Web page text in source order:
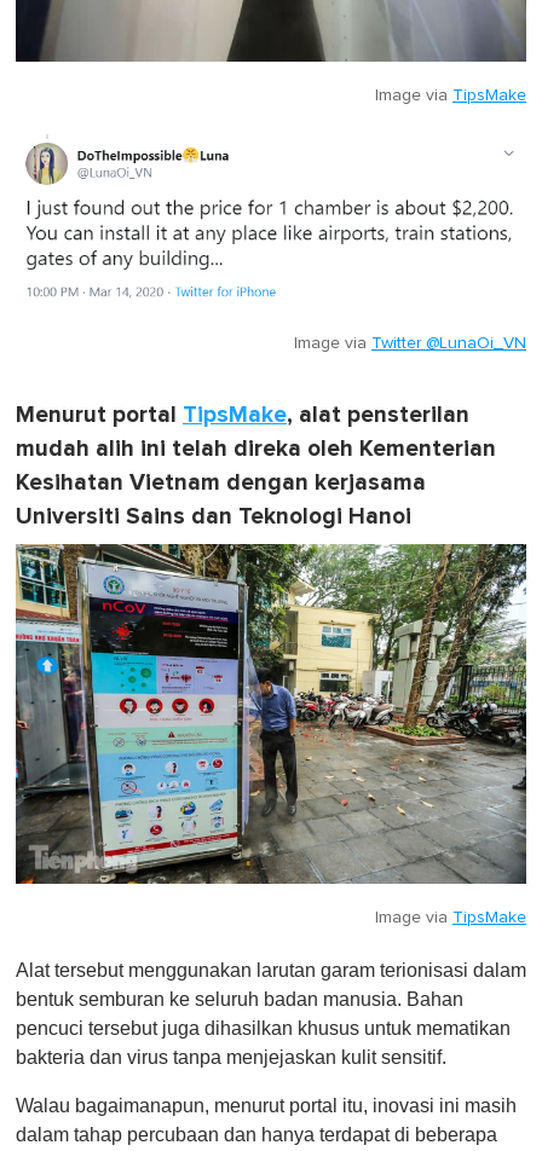
Image via TipsMake
Image via Twitter @LunaOi_VN
Menurut portal TipsMake, alat pensterilan
mudah alih ini telah direka oleh Kementerian
Kesihatan Vietnam dengan kerjasama
Universiti Sains dan Teknologi Hanoi
Image via TipsMake
Alat tersebut menggunakan larutan garam terionisasi dalam
bentuk semburan ke seluruh badan manusia. Bahan
pencuci tersebut juga dihasilkan khusus untuk mematikan
bakteria dan virus tanpa menjejaskan kulit sensitif.
Walau bagaimanapun, menurut portal itu, inovasi ini masih
dalam tahap percubaan dan hanya terdapat di beberapa